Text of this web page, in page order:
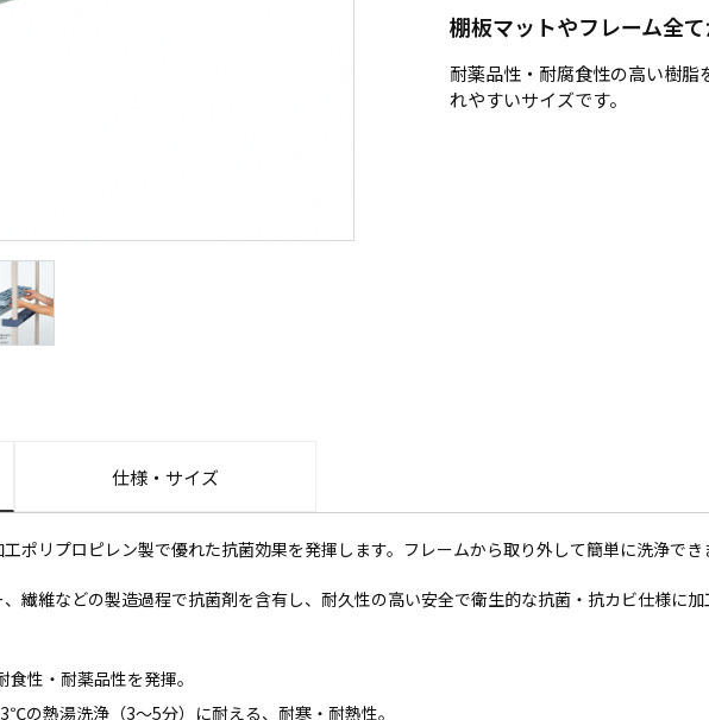
棚板マットやフレーム全
耐薬品性・耐腐食性の高い樹
れやすいサイズです。
仕様・サイズ
ポリプロピレン製で優れた抗菌効果を発揮します。フレームから取り外して簡単に洗浄でき
繊維などの製造過程で抗菌剤を含有し、耐久性の高い安全で衛生的な抗菌・抗カビ仕様に加
性・耐薬品性を発揮。
熱湯洗浄（3～5分）に耐える、耐寒・耐熱性。